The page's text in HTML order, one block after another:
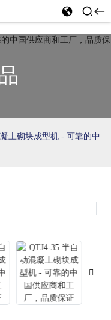
土砌块成型机 - 可靠的中